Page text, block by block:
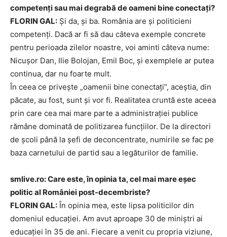
competenți sau mai degrabă de oameni bine conectați?
FLORIN GAL: Și da, și ba. România are și politicieni
competenți. Dacă ar fi să dau câteva exemple concrete
pentru perioada zilelor noastre, voi aminti câteva nume:
Nicușor Dan, Ilie Bolojan, Emil Boc, și exemplele ar putea
continua, dar nu foarte mult.
În ceea ce privește „oamenii bine conectați”, aceștia, din
păcate, au fost, sunt și vor fi. Realitatea cruntă este aceea
prin care cea mai mare parte a administrației publice
rămâne dominată de politizarea funcțiilor. De la directori
de școli până la șefi de deconcentrate, numirile se fac pe
baza carnetului de partid sau a legăturilor de familie.
smlive.ro: Care este, în opinia ta, cel mai mare eșec
politic al României post-decembriste?
FLORIN GAL: În opinia mea, este lipsa politicilor din
domeniul educației. Am avut aproape 30 de miniștri ai
educației în 35 de ani. Fiecare a venit cu propria viziune,